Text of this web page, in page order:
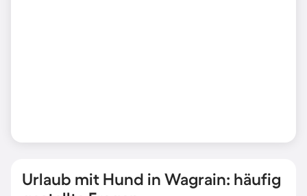
Urlaub mit Hund in Wagrain: häufig